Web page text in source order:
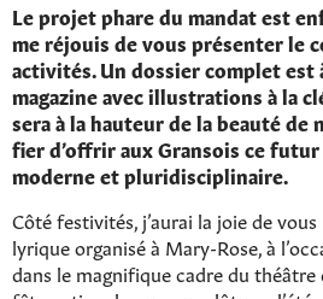
Le projet phare du mandat est
me réjouis de vous présenter le
activités. Un dossier complet est
magazine avec illustrations à la
sera à la hauteur de la beauté de
fier d’offrir aux Gransois ce
moderne et pluridisciplinaire.
Côté festivités, j’aurai la joie de
lyrique organisé à Mary-Rose, à
dans le magnifique cadre du théâtre